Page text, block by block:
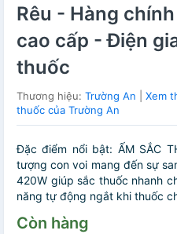
Rêu - Hàng
cao cấp - Điện
thuốc
Thương hiệu: Trường An
Xem
thuốc của Trường An
Đặc điểm nổi bật: ẤM SẮC
tượng con voi mang đến sự
420W giúp sắc thuốc nhanh
năng tự động ngắt khi thuốc
Còn hàng